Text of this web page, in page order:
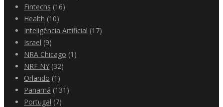
Fintechs (16)
Health (10)
Inteligência Artificial (17)
Israel (9)
NRA Chicago (1)
NRF NY (32)
Orlando (1)
Panamá (131)
Portugal (7)